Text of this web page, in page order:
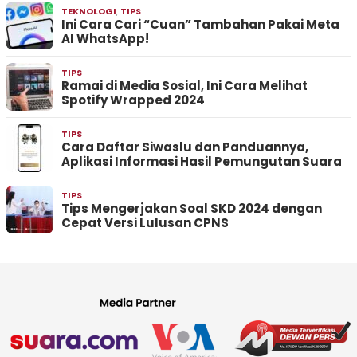
TEKNOLOGI, TIPS
Ini Cara Cari “Cuan” Tambahan Pakai Meta
AI WhatsApp!
TIPS
Ramai di Media Sosial, Ini Cara Melihat
Spotify Wrapped 2024
TIPS
Cara Daftar Siwaslu dan Panduannya,
Aplikasi Informasi Hasil Pemungutan Suara
TIPS
Tips Mengerjakan Soal SKD 2024 dengan
Cepat Versi Lulusan CPNS